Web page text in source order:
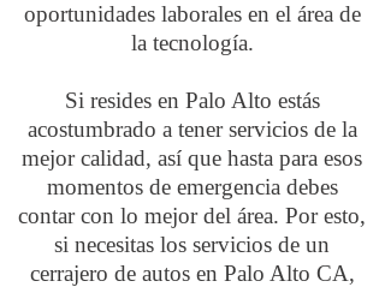
oportunidades laborales en el área de
la tecnología.
Si resides en Palo Alto estás
acostumbrado a tener servicios de la
mejor calidad, así que hasta para esos
momentos de emergencia debes
contar con lo mejor del área. Por esto,
si necesitas los servicios de un
cerrajero de autos en Palo Alto CA,